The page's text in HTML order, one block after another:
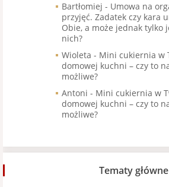
Bartłomiej - Umowa na
przyjęć. Zadatek czy kara
Obie, a może jednak tylko
nich?
Wioleta - Mini cukiernia w
domowej kuchni – czy to
możliwe?
Antoni - Mini cukiernia w
domowej kuchni – czy to
możliwe?
Tematy główne